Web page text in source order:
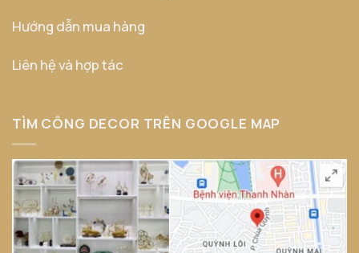
Hướng dẫn mua hàng
Liên hệ và hợp tác
TÌM CÔNG DECOR TRÊN GOOGLE MAP